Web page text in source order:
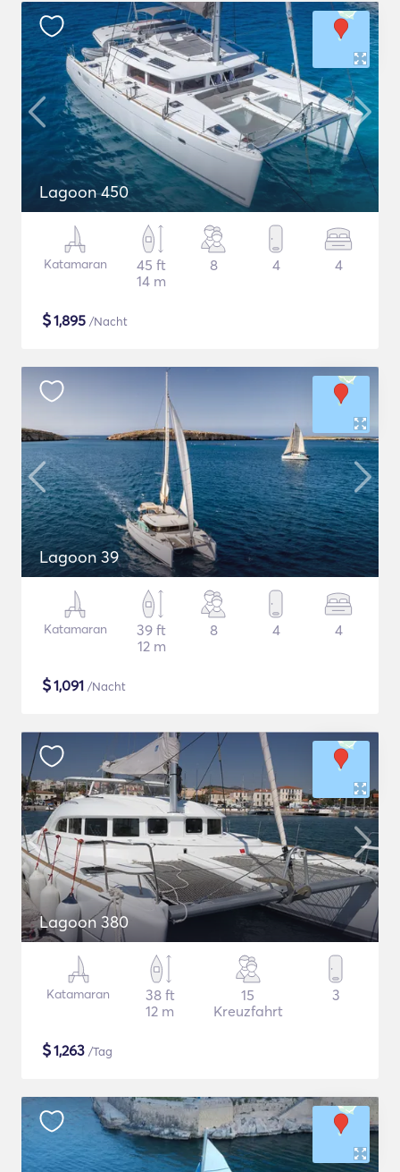
Lagoon 450
Katamaran
45 ft
14 m
8 4 4
$1,895 /Nacht
Lagoon 39
Katamaran
39 ft
12 m
8 4 4
$1,091 /Nacht
Lagoon 380
Katamaran
38 ft
12 m
15
Kreuzfahrt
3
$1,263 /Tag